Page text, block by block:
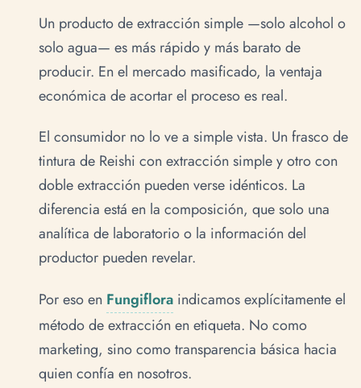
Un producto de extracción simple —solo alcohol o
solo agua— es más rápido y más barato de
producir. En el mercado masificado, la ventaja
económica de acortar el proceso es real.
El consumidor no lo ve a simple vista. Un frasco de
tintura de Reishi con extracción simple y otro con
doble extracción pueden verse idénticos. La
diferencia está en la composición, que solo una
analítica de laboratorio o la información del
productor pueden revelar.
Por eso en Fungiflora indicamos explícitamente el
método de extracción en etiqueta. No como
marketing, sino como transparencia básica hacia
quien confía en nosotros.